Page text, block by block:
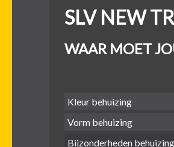
SLV NEW
WAAR MOET
Kleur behuizing
Vorm behuizing
Bijzonderheden behuizing